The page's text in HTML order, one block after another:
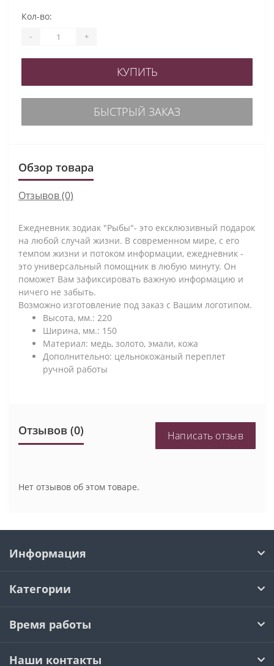
Кол-во:
- +
КУПИТЬ
БЫСТРЫЙ ЗАКАЗ
Обзор товара
Отзывов (0)
Ежедневник зодиак "Рыбы"- это ексклюзивный подарок
на любой случай жизни. В современном мире, с его
темпом жизни и потоком информации, ежедневник -
это универсальный помощник в любую минуту. Он
поможет Вам зафиксировать важную информацию и
ничего не забыть.
Возможно изготовление под заказ с Вашим логотипом.
Высота, мм.: 220
Ширина, мм.: 150
Материал: медь, золото, эмали, кожа
Дополнительно: цельнокожаный переплет
ручной работы
Отзывов (0) Написать отзыв
Нет отзывов об этом товаре.
Информация
Категории
Время работы
Наши контакты